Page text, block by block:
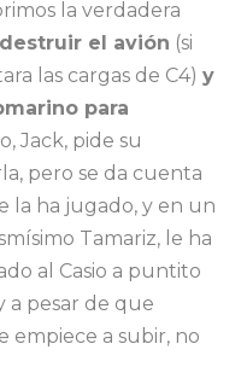
la verdadera
el avión (si
las cargas de C4) y
para
Jack, pide su
pero se da cuenta
la ha jugado, y en un
Tamariz, le ha
al Casio a puntito
a pesar de que
empiece a subir, no